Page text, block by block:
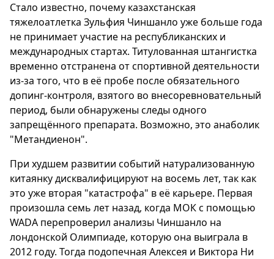
Стало известно, почему казахстанская
тяжелоатлетка Зульфия Чиншанло уже больше года
не принимает участие на республиканских и
международных стартах. Титулованная штангистка
временно отстранена от спортивной деятельности
из-за того, что в её пробе после обязательного
допинг-контроля, взятого во внесоревновательный
период, были обнаружены следы одного
запрещённого препарата. Возможно, это анаболик
"Метандиенон".
При худшем развитии событий натурализованную
китаянку дисквалифицируют на восемь лет, так как
это уже вторая "катастрофа" в её карьере. Первая
произошла семь лет назад, когда МОК с помощью
WADA перепроверил анализы Чиншанло на
лондонской Олимпиаде, которую она выиграла в
2012 году. Тогда подопечная Алексея и Виктора Ни